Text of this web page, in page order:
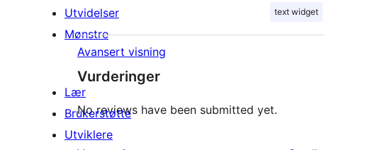
text widget
Avansert visning
Vurderinger
No reviews have been submitted yet.
Utvidelser
Mønstre
Lær
Brukerstøtte
Utviklere